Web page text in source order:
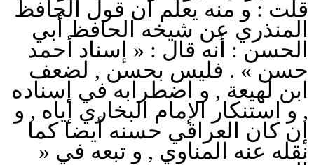
قلت : و منه يعلم أن قول الحافظ
المنذري عن شيخه الحافظ أبي
الحسن : أنه قال : « إسناد أحمد
حسن » . فليس بحسن , لضعف
ابن لهيعة , و اضطرابه في إسناده
, و استنكار الإمام البخاري إياه , و
إن كان العراقي حسنه أيضا كما
نقله عنه المناوي , و تبعه في «